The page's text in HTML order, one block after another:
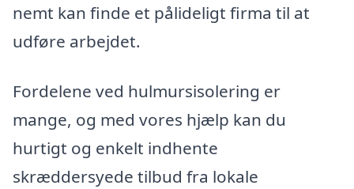
nemt kan finde et pålideligt firma til at
udføre arbejdet.
Fordelene ved hulmursisolering er
mange, og med vores hjælp kan du
hurtigt og enkelt indhente
skræddersyede tilbud fra lokale